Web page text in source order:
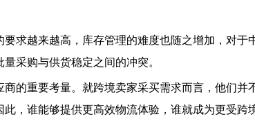
求越来越高，库存管理的难度也随之增加，对于
采购与供货稳定之间的冲突。
的重要考量。就跨境卖家采买需求而言，他们并
，谁能够提供更高效物流体验，谁就成为更受跨